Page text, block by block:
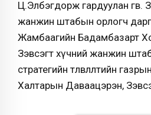
Ц.Элбэгдорж гардуулан өгөв.
жанжин штабын орлогч
Жамбаагийн Бадамбазарт
Зэвсэгт хүчний жанжин
стратегийн төлөвлөлтийн
Халтарын Даваацэрэн,